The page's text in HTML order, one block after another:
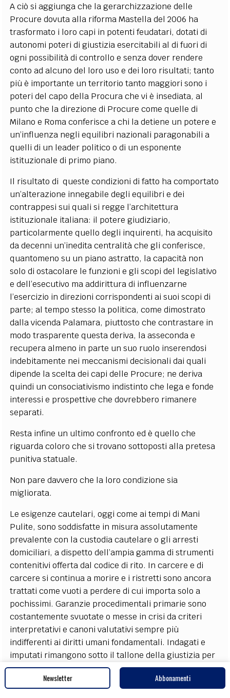
A ciò si aggiunga che la gerarchizzazione delle
Procure dovuta alla riforma Mastella del 2006 ha
trasformato i loro capi in potenti feudatari, dotati di
autonomi poteri di giustizia esercitabili al di fuori di
ogni possibilità di controllo e senza dover rendere
conto ad alcuno del loro uso e dei loro risultati; tanto
più è importante un territorio tanto maggiori sono i
poteri del capo della Procura che vi è insediata, al
punto che la direzione di Procure come quelle di
Milano e Roma conferisce a chi la detiene un potere e
un’influenza negli equilibri nazionali paragonabili a
quelli di un leader politico o di un esponente
istituzionale di primo piano.
Il risultato di queste condizioni di fatto ha comportato
un’alterazione innegabile degli equilibri e dei
contrappesi sui quali si regge l’architettura
istituzionale italiana: il potere giudiziario,
particolarmente quello degli inquirenti, ha acquisito
da decenni un’inedita centralità che gli conferisce,
quantomeno su un piano astratto, la capacità non
solo di ostacolare le funzioni e gli scopi del legislativo
e dell’esecutivo ma addirittura di influenzarne
l’esercizio in direzioni corrispondenti ai suoi scopi di
parte; al tempo stesso la politica, come dimostrato
dalla vicenda Palamara, piuttosto che contrastare in
modo trasparente questa deriva, la asseconda e
recupera almeno in parte un suo ruolo inserendosi
indebitamente nei meccanismi decisionali dai quali
dipende la scelta dei capi delle Procure; ne deriva
quindi un consociativismo indistinto che lega e fonde
interessi e prospettive che dovrebbero rimanere
separati.
Resta infine un ultimo confronto ed è quello che
riguarda coloro che si trovano sottoposti alla pretesa
punitiva statuale.
Non pare davvero che la loro condizione sia
migliorata.
Le esigenze cautelari, oggi come ai tempi di Mani
Pulite, sono soddisfatte in misura assolutamente
prevalente con la custodia cautelare o gli arresti
domiciliari, a dispetto dell’ampia gamma di strumenti
contenitivi offerta dal codice di rito. In carcere e di
carcere si continua a morire e i ristretti sono ancora
trattati come vuoti a perdere di cui importa solo a
pochissimi. Garanzie procedimentali primarie sono
costantemente svuotate o messe in crisi da criteri
interpretativi e canoni valutativi sempre più
indifferenti ai diritti umani fondamentali. Indagati e
imputati rimangono sotto il tallone della giustizia per
anni e anni e nel frattempo assistono impotenti allo
sfacelo delle loro vite, subendo danni che niente e
Newsletter Abbonamenti